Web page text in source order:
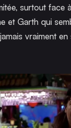
surtout face
et Garth qui
vraiment en